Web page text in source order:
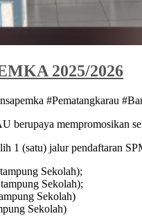
2025/2026
#Pematangkarau
mempromosikan
1 (satu) jalur pendaftaran
Sekolah);
Sekolah);
Sekolah)
Sekolah)